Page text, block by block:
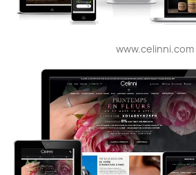
www.celinni.com